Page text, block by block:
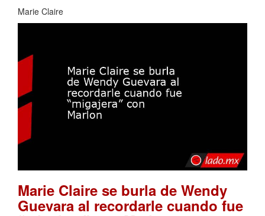
Marie Claire
Marie Claire se burla de Wendy
Guevara al recordarle cuando fue